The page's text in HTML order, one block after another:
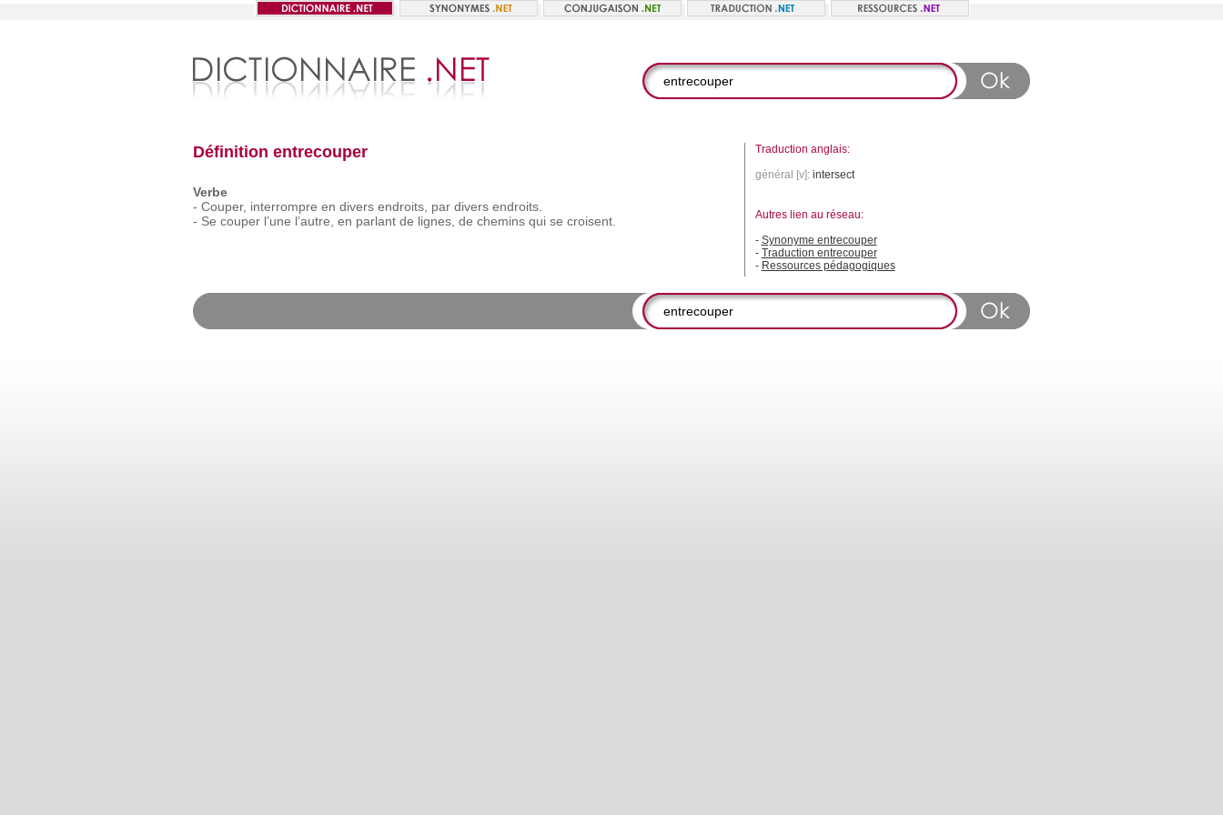
Définition entrecouper
Verbe
- Couper, interrompre en divers endroits, par divers endroits.
- Se couper l’une l’autre, en parlant de lignes, de chemins qui se croisent.
Traduction anglais:
général [v]: intersect
Autres lien au réseau:
- Synonyme entrecouper
- Traduction entrecouper
- Ressources pédagogiques